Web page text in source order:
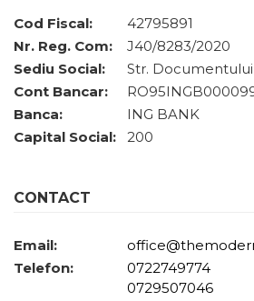
Cod Fiscal:
42795891
Nr. Reg. Com:
J40/8283/2020
Sediu Social:
Str. Documentului
Cont Bancar:
Banca:
ING BANK
Capital Social:
200
CONTACT
Email:
Telefon:
0722749774
0729507046